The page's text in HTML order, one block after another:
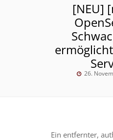
[NEU]
26.
Ein entfernter,